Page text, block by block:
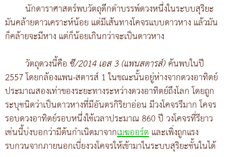
นักดาราศาสตร์พบวัตถุดึกดำบรรพ์ดวงหนึ่งในระบบสุริยะ
มันคล้ายดาวเคราะห์น้อย แต่มีเส้นทางโคจรแบบดาวหาง แล้วมัน
ก็คล้ายจะมีหาง แต่ก็น้อยเกินกว่าจะเป็นดาวหาง
วัตถุดวงนี้คือซี/2014 เอส 3 (แพนสตารส์)ค้นพบในปี
2557 โดยกล้องแพน-สตารส์ 1 ในขณะนั้นอยู่ห่างจากดวงอาทิตย์
ประมาณสองเท่าของระยะทางระหว่างดวงอาทิตย์ถึงโลก โดยถูก
ระบุชนิดว่าเป็นดาวหางที่มีอันตรกิริยาอ่อน มีวงโคจรรีมาก โคจร
รอบดวงอาทิตย์รอบหนึ่งใช้เวลาประมาณ 860 ปี วงโคจรที่รียาว
เช่นนี้บ่งบอกว่ามีต้นกำเนิดมาจากเมฆออร์ตและเพิ่งถูกแรง
รบกวนจากภายนอกเบี่ยงวงโคจรให้เข้ามาในระบบสุริยะชั้นในได้